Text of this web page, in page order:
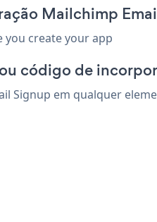
Mailchimp
you create your app
código de
Signup em qualquer